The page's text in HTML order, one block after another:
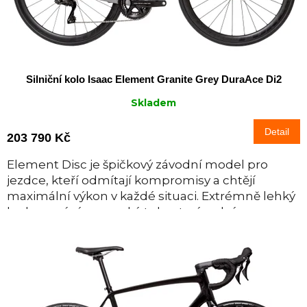
Silniční kolo Isaac Element Granite Grey DuraAce Di2
Skladem
203 790 Kč Detail
Element Disc je špičkový závodní model pro
jezdce, kteří odmítají kompromisy a chtějí
maximální výkon v každé situaci. Extrémně lehký
karbonový rám, vysoká tuhost, závodní...